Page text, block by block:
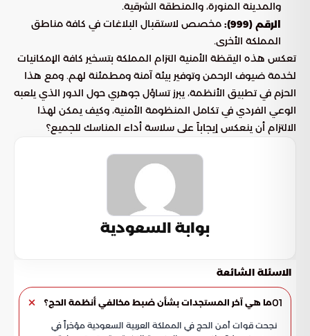
والمدينة المنورة، والمنطقة الشرقية.
الرقم (999):
مخصص لاستقبال البلاغات في كافة مناطق
المملكة الأخرى.
تعكس هذه اليقظة الأمنية التزام المملكة بتسخير كافة الإمكانيات
لخدمة ضيوف الرحمن وتوفير بيئة آمنة ومطمئنة لهم. ومع هذا
الحزم في تطبيق الأنظمة، يبرز تساؤل جوهري حول الدور الذي يلعبه
الوعي الفردي في تكامل المنظومة الأمنية، وكيف يمكن لهذا
الالتزام أن ينعكس إيجاباً على سلاسة أداء المناسك للجميع؟
بوابة السعودية
الاسئلة الشائعة
01ما هي آخر المستجدات بشأن ضبط مخالفي أنظمة الحج؟
نجحت قوات أمن الحج في المملكة العربية السعودية مؤخراً في